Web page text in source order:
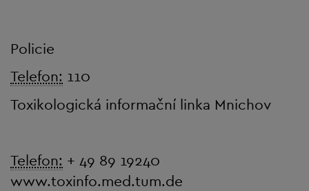
Policie
Telefon: 110
Toxikologická informační linka Mnichov
Telefon: + 49 89 19240
www.toxinfo.med.tum.de